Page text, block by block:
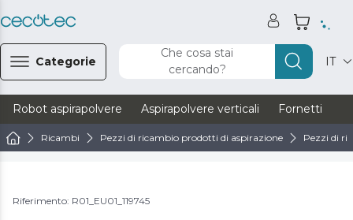
Categorie
Che cosa stai
cercando?
IT
Robot aspirapolvere Aspirapolvere verticali Fornetti
Ricambi Pezzi di ricambio prodotti di aspirazione Pezzi di
Riferimento: R01_EU01_119745